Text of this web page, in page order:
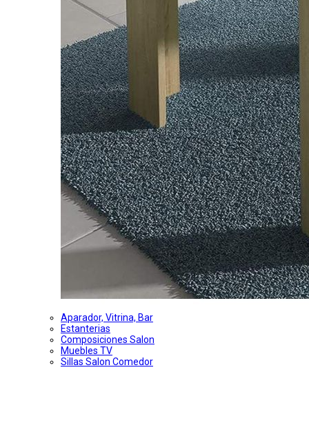
Aparador, Vitrina, Bar
Estanterias
Composiciones Salon
Muebles TV
Sillas Salon Comedor